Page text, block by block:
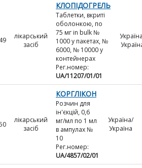
лікарський
засіб
КЛОПІДОГРЕЛЬ
Таблетки, вкриті
оболонкою, по
75 мг in bulk №
1000 у пакетах, №
6000, № 10000 у
контейнерах
Рег.номер:
UA/11207/01/01
лікарський
засіб
КОРГЛІКОН
Розчин для
ін'єкцій, 0,6
мг/мл по 1 мл
в ампулах №
10
Рег.номер:
UA/4857/02/01
Україна/
Україна